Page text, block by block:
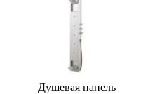
Душевая панель